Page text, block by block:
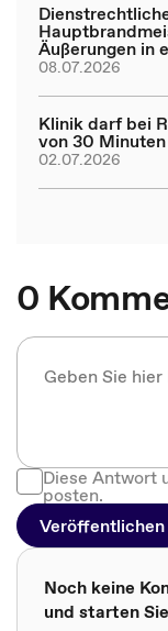
Äußerungen in
08.07.2026
Klinik darf bei
von 30
02.07.2026
0
Diese Antwort
posten.
Veröffentlichen
Noch keine
und starten